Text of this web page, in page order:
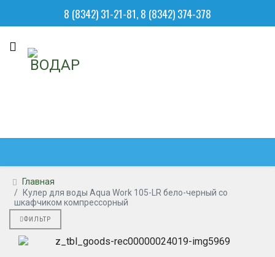
8 (8342) 31-21-81, 8 (8342) 374-378
Главная
Кулер для воды Aqua Work 105-LR бело-черный со
шкафчиком компрессорный
ФИЛЬТР